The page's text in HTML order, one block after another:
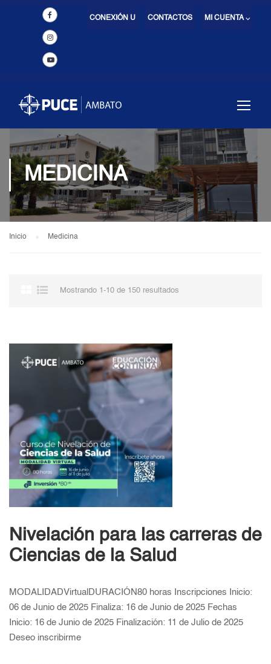
MI CUENTA ⌵
CONTACTOS
CONEXIÓN U
MEDICINA
Inicio Medicina
Mostrando 1-10 de 150 resultados
Nivelación para las carreras de
Ciencias de la Salud
MODALIDADVirtualDURACIÓN80 horas Inscripciones Inicio:
06 de Junio de 2025 Finaliza: 16 de Junio de 2025 Fechas
Inicio: 16 de Junio de 2025 Finalización: 11 de Julio de 2025
Deseo inscribirme